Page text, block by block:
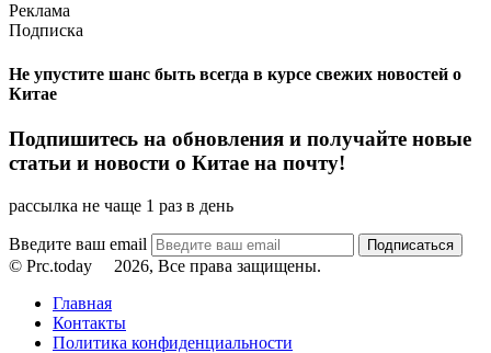
Реклама
Подписка
Не упустите шанс быть всегда в курсе свежих новостей о
Китае
Подпишитесь на обновления и получайте новые
статьи и новости о Китае на почту!
рассылка не чаще 1 раз в день
Введите ваш email
© Prc.today
2026, Все права защищены.
Главная
Контакты
Политика конфиденциальности